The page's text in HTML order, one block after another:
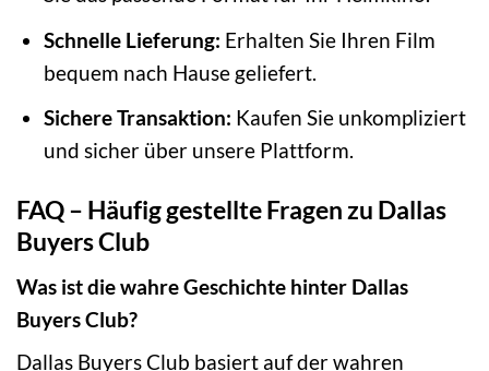
Schnelle Lieferung: Erhalten Sie Ihren Film
bequem nach Hause geliefert.
Sichere Transaktion: Kaufen Sie unkompliziert
und sicher über unsere Plattform.
FAQ – Häufig gestellte Fragen zu Dallas
Buyers Club
Was ist die wahre Geschichte hinter Dallas
Buyers Club?
Dallas Buyers Club basiert auf der wahren